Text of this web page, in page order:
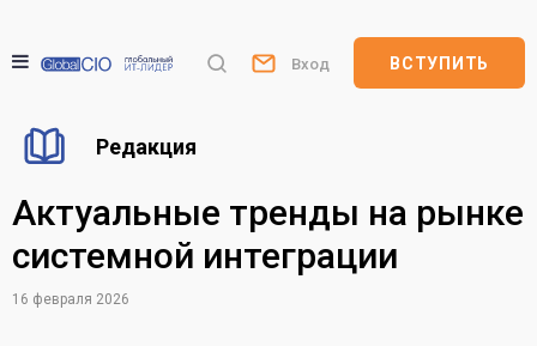
Вход ВСТУПИТЬ
Редакция
Актуальные тренды на рынке
системной интеграции
16 февраля 2026